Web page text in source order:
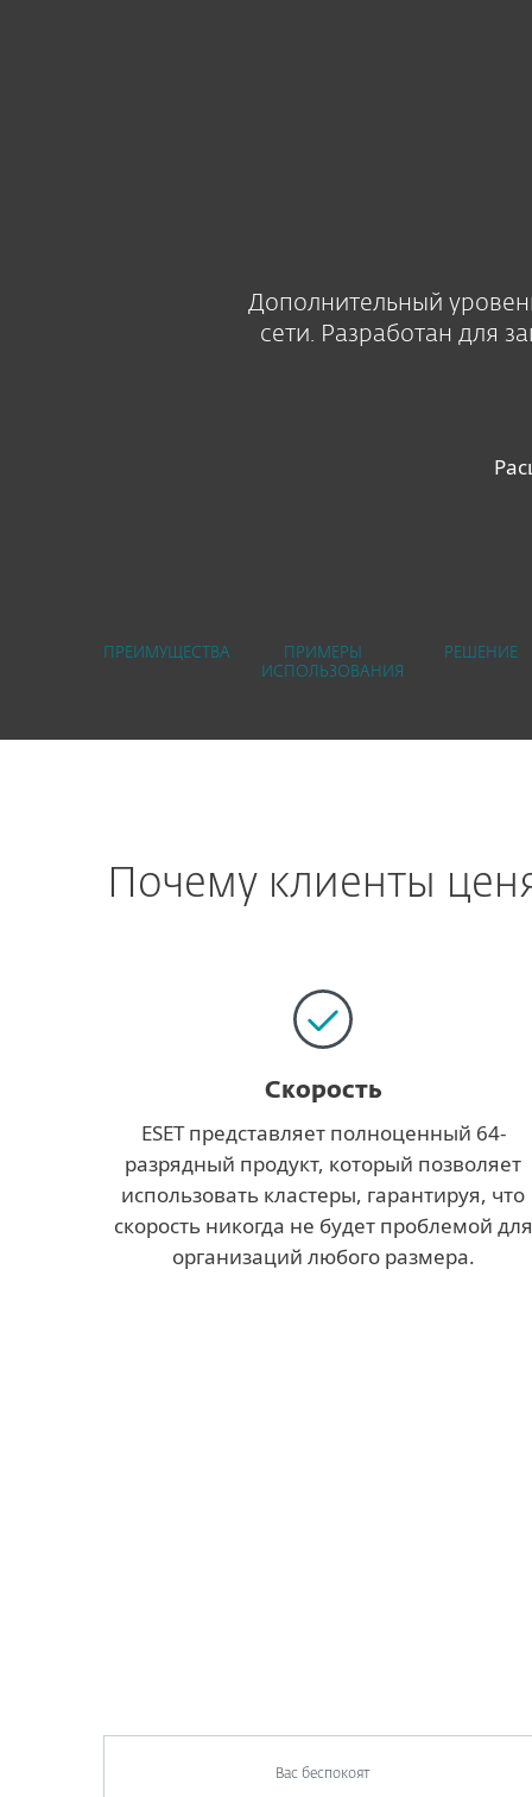
Дополнительный
сети. Разработан для
ПРЕИМУЩЕСТВА
ПРИМЕРЫ
ИСПОЛЬЗОВАНИЯ
РЕШЕНИЕ
Почему клиенты
Скорость
ESET представляет полноценный 64-
разрядный продукт, который позволяет
использовать кластеры, гарантируя, что
скорость никогда не будет проблемой для
организаций любого размера.
Вас беспокоят